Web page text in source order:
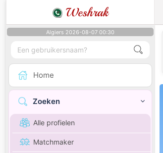
Weshrak
Algiers 2026-08-07 00:30
Home
Zoeken
Alle profielen
Matchmaker